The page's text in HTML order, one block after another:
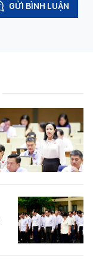
GỬI BÌNH LUẬN